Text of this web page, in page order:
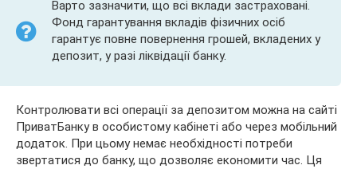
Варто зазначити, що всі вклади застраховані.
Фонд гарантування вкладів фізичних осіб
гарантує повне повернення грошей, вкладених у
депозит, у разі ліквідації банку.
Контролювати всі операції за депозитом можна на сайті
ПриватБанку в особистому кабінеті або через мобільний
додаток. При цьому немає необхідності потреби
звертатися до банку, що дозволяє економити час. Ця